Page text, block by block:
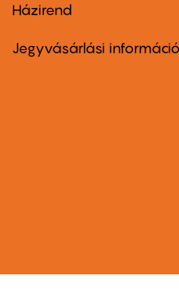
Footer
second
Házirend
Jegyvásárlási